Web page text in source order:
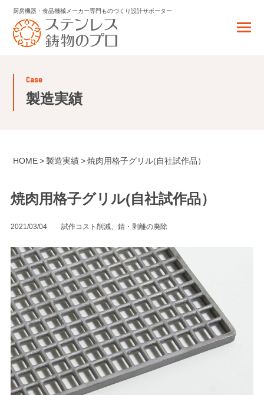
厨房機器・食品機械メーカー専門 ものづくり設計サポーター
case
製造実績
HOME 製造実績 焼肉用格子グリル(自社試作品）
焼肉用格子グリル(自社試作品）
2021/03/04 試作コスト削減、錆・剥離の廃除